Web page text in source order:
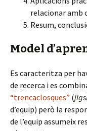
relacionar amb
Resum,
Model
Es caracteritza per
de recerca i es
“trencaclosques” (
d’equip) però la
de l’equip assumeix